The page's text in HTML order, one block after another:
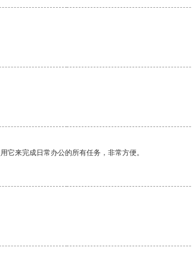
它来完成日常办公的所有任务，非常方便。